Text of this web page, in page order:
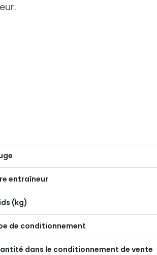
entraîneur
(kg)
de conditionnement
dans le conditionnement de vente